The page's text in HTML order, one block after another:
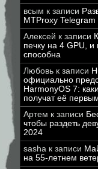
всым к записи
MTProxy Telegram
Алексей к записи
печку на 4 GPU, и
способна
Любовь к записи
официально
HarmonyOS 7:
получат её
Артем к записи
чтобы раздеть
2024
sasha к записи
на 55-летнем